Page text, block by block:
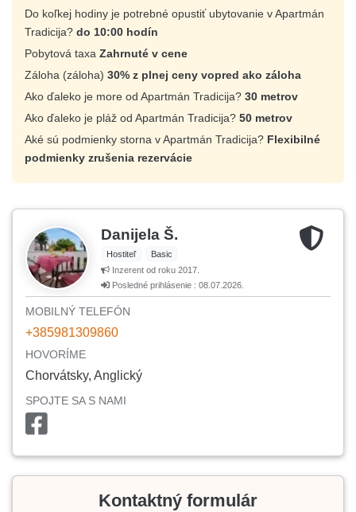
Do koľkej hodiny je potrebné opustiť ubytovanie v Apartmán
Tradicija? do 10:00 hodín
Pobytová taxa Zahrnuté v cene
Záloha (záloha) 30% z plnej ceny vopred ako záloha
Ako ďaleko je more od Apartmán Tradicija? 30 metrov
Ako ďaleko je pláž od Apartmán Tradicija? 50 metrov
Aké sú podmienky storna v Apartmán Tradicija? Flexibilné
podmienky zrušenia rezervácie
Danijela Š.
Hostiteľ
Basic
Inzerent od roku 2017.
Posledné prihlásenie : 08.07.2026.
MOBILNÝ TELEFÓN
+385981309860
HOVORÍME
Chorvátsky, Anglický
SPOJTE SA S NAMI
Kontaktný formulár